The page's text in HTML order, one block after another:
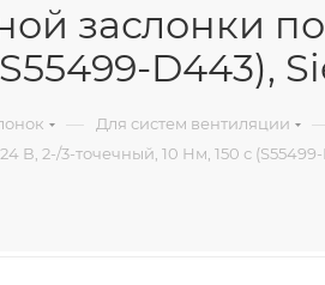
заслонки
D443),
— Для систем вентиляции
В, 2-/3-точечный, 10 Нм, 150 с